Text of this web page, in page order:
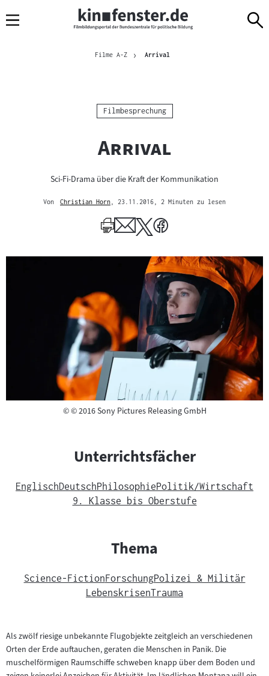
Navigation
zum
zur
BrotkrümelnavigationFilme A-Z Arrival
Kategorie:
Filmbesprechung
"
Arrival"
Sci-Fi-Drama über die Kraft der Kommunikation
Von
Christian Horn
Author
, 23.11.2016 , 2 Minuten zu lesen
©Copyright
© 2016 Sony Pictures Releasing GmbH
Unterrichtsfächer
EnglischDeutschPhilosophiePolitik/Wirtschaft
9. Klasse bis Oberstufe
Thema
Science-FictionForschungPolizei & Militär
LebenskrisenTrauma
Als zwölf riesige unbekannte Flugobjekte zeitgleich an verschiedenen
Orten der Erde auftauchen, geraten die Menschen in Panik. Die
muschelförmigen Raumschiffe schweben knapp über dem Boden und